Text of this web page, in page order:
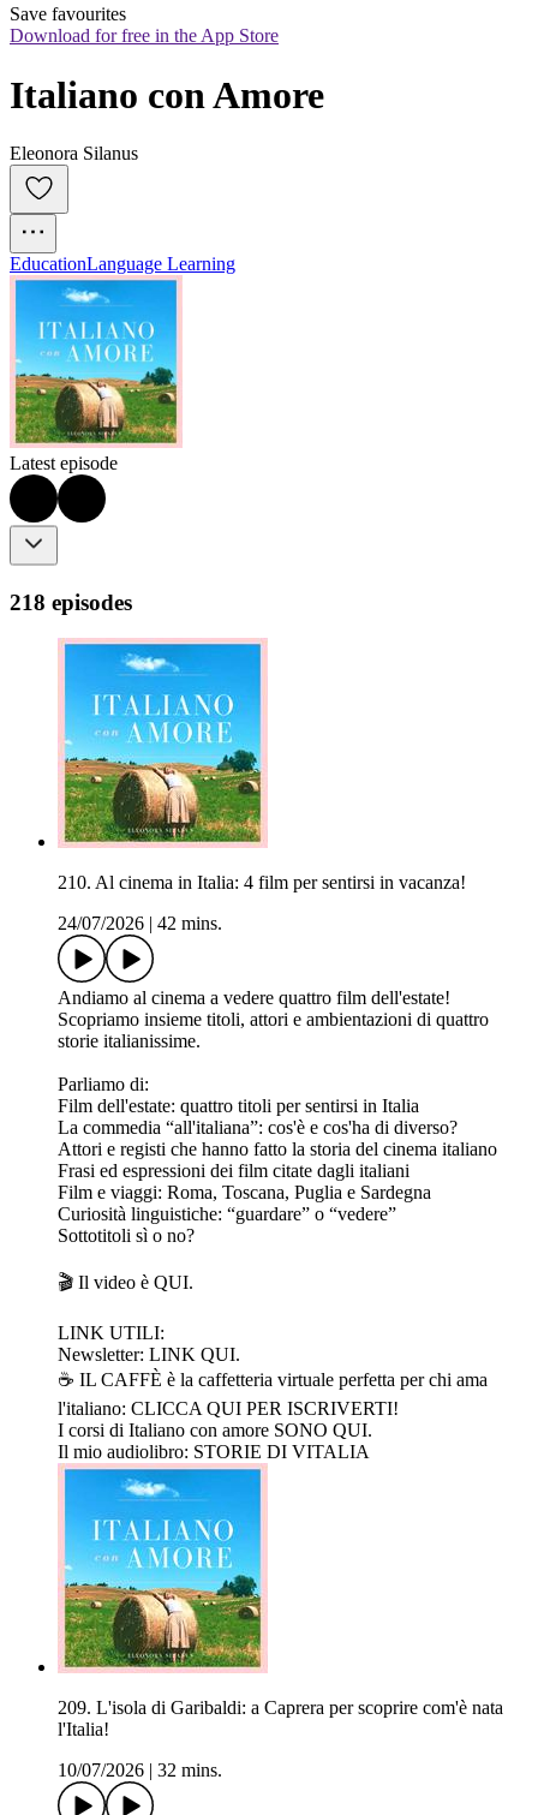
Save favourites
Download for free in the App Store
Italiano con Amore
Eleonora Silanus
EducationLanguage Learning
Latest episode
218 episodes
210. Al cinema in Italia: 4 film per sentirsi in vacanza!
24/07/2026
42 mins.
Andiamo al cinema a vedere quattro film dell'estate!
Scopriamo insieme titoli, attori e ambientazioni di quattro
storie italianissime.
Parliamo di:
Film dell'estate: quattro titoli per sentirsi in Italia
La commedia “all'italiana”: cos'è e cos'ha di diverso?
Attori e registi che hanno fatto la storia del cinema italiano
Frasi ed espressioni dei film citate dagli italiani
Film e viaggi: Roma, Toscana, Puglia e Sardegna
Curiosità linguistiche: “guardare” o “vedere”
Sottotitoli sì o no?
🎬 Il video è⁠ ⁠⁠⁠⁠⁠⁠⁠⁠⁠QUI.⁠⁠ ⁠⁠
LINK UTILI:
Newsletter: ⁠⁠⁠⁠⁠⁠⁠⁠⁠⁠⁠⁠⁠⁠⁠⁠⁠⁠⁠⁠⁠⁠⁠⁠⁠⁠⁠⁠⁠⁠⁠⁠⁠⁠⁠⁠⁠⁠⁠⁠⁠⁠⁠⁠⁠⁠⁠⁠⁠⁠⁠⁠⁠⁠⁠⁠⁠⁠⁠⁠⁠⁠⁠⁠⁠⁠⁠⁠⁠⁠⁠⁠⁠⁠⁠⁠⁠⁠⁠⁠⁠⁠⁠⁠⁠⁠⁠⁠⁠⁠⁠⁠⁠⁠⁠⁠⁠⁠⁠⁠⁠⁠⁠⁠⁠⁠⁠⁠⁠⁠⁠⁠⁠⁠⁠⁠⁠⁠⁠⁠⁠⁠⁠⁠⁠⁠⁠⁠⁠⁠⁠⁠⁠⁠⁠⁠⁠⁠⁠⁠⁠⁠⁠⁠⁠⁠⁠⁠⁠⁠⁠⁠⁠⁠⁠⁠⁠⁠⁠⁠⁠⁠⁠⁠⁠⁠⁠⁠⁠⁠⁠⁠⁠⁠⁠⁠⁠⁠⁠⁠⁠⁠⁠⁠⁠⁠⁠⁠⁠⁠⁠⁠LINK QUI.⁠⁠⁠⁠⁠⁠⁠⁠⁠⁠⁠⁠⁠⁠⁠⁠⁠⁠⁠⁠⁠⁠⁠⁠⁠⁠⁠⁠⁠⁠⁠⁠⁠⁠
☕️ IL CAFFÈ è la caffetteria virtuale perfetta per chi ama
l'italiano: ⁠⁠⁠⁠⁠⁠⁠⁠⁠⁠⁠⁠⁠⁠⁠⁠⁠⁠⁠⁠⁠⁠⁠⁠⁠⁠⁠⁠⁠⁠⁠⁠⁠⁠⁠⁠CLICCA QUI PER ISCRIVERTI!⁠⁠⁠⁠⁠⁠⁠⁠⁠⁠⁠⁠⁠⁠⁠⁠⁠⁠⁠
I corsi di Italiano con amore ⁠⁠⁠⁠⁠⁠⁠⁠⁠⁠⁠⁠⁠⁠⁠⁠⁠⁠⁠⁠⁠⁠⁠⁠⁠⁠⁠⁠⁠⁠⁠⁠⁠⁠⁠⁠⁠⁠⁠⁠⁠⁠⁠⁠⁠⁠⁠⁠⁠⁠⁠⁠⁠⁠⁠⁠⁠⁠⁠⁠⁠⁠⁠⁠⁠⁠⁠⁠⁠⁠⁠⁠⁠⁠⁠⁠⁠⁠⁠⁠⁠⁠⁠⁠⁠⁠⁠⁠⁠⁠⁠⁠⁠⁠⁠⁠⁠⁠⁠⁠⁠⁠⁠⁠⁠⁠⁠⁠⁠⁠⁠⁠⁠⁠⁠⁠⁠⁠⁠⁠⁠⁠⁠⁠⁠⁠⁠⁠⁠⁠⁠⁠⁠⁠⁠⁠⁠⁠⁠⁠⁠⁠⁠⁠⁠⁠⁠⁠⁠⁠⁠⁠⁠⁠⁠⁠⁠⁠⁠⁠⁠⁠⁠⁠⁠⁠⁠⁠⁠⁠⁠⁠⁠⁠⁠⁠⁠⁠⁠⁠⁠⁠⁠⁠⁠⁠⁠⁠⁠⁠⁠⁠⁠⁠⁠⁠⁠⁠⁠SONO QUI⁠⁠⁠⁠⁠⁠⁠⁠⁠⁠⁠⁠⁠⁠⁠⁠⁠⁠⁠⁠⁠.⁠
Il mio audiolibro: ⁠⁠⁠⁠⁠⁠⁠⁠⁠⁠⁠⁠⁠⁠⁠⁠⁠⁠⁠⁠⁠⁠⁠⁠⁠⁠⁠⁠⁠⁠⁠⁠⁠⁠⁠⁠⁠STORIE DI VITALIA⁠⁠⁠⁠⁠⁠⁠⁠⁠⁠⁠⁠⁠⁠⁠⁠⁠⁠⁠⁠⁠⁠⁠⁠⁠⁠⁠⁠⁠⁠⁠⁠⁠⁠⁠⁠⁠⁠⁠⁠⁠⁠⁠⁠⁠⁠⁠⁠⁠⁠⁠⁠⁠⁠⁠⁠⁠⁠⁠⁠⁠⁠⁠⁠⁠⁠⁠⁠⁠⁠⁠⁠⁠⁠⁠⁠⁠⁠⁠⁠⁠⁠⁠⁠⁠⁠⁠⁠⁠⁠⁠⁠⁠⁠⁠⁠⁠⁠⁠⁠⁠⁠⁠⁠⁠⁠⁠⁠⁠⁠⁠⁠⁠⁠⁠⁠⁠⁠⁠⁠⁠⁠⁠⁠⁠⁠⁠⁠⁠⁠⁠⁠⁠⁠⁠⁠⁠⁠⁠⁠⁠⁠⁠⁠⁠⁠⁠⁠⁠⁠⁠⁠⁠⁠⁠⁠⁠⁠⁠⁠⁠⁠⁠⁠⁠⁠⁠⁠⁠⁠⁠⁠⁠⁠⁠⁠⁠⁠⁠⁠⁠⁠⁠⁠⁠⁠⁠⁠⁠⁠⁠⁠⁠⁠⁠⁠⁠⁠⁠⁠⁠⁠⁠⁠⁠⁠⁠⁠⁠⁠⁠⁠⁠
209. L'isola di Garibaldi: a Caprera per scoprire com'è nata
l'Italia!
10/07/2026
32 mins.